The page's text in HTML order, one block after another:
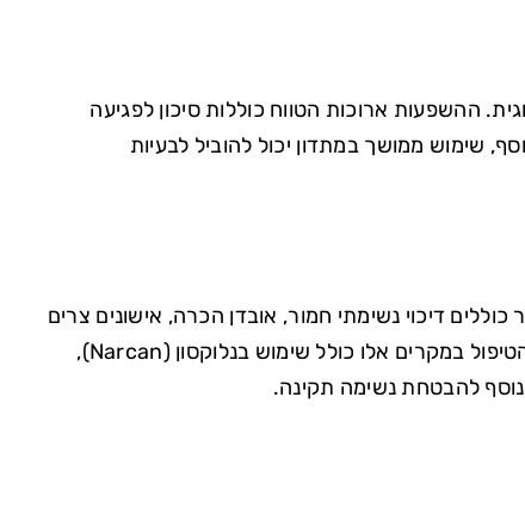
ההשפעות ארוכות הטווח כוללות סיכון לפגיעה
שימוש ממושך במתדון יכול להוביל לבעיות
דיכוי נשימתי חמור, אובדן הכרה, אישונים צרים
מאוד ודופק איטי. במקרים חמורים, מנת יתר עלולה להוביל למוות. הטיפול במקרים אלו כולל שימוש בנלוקסון (Narcan),
להבטחת נשימה תקינה.